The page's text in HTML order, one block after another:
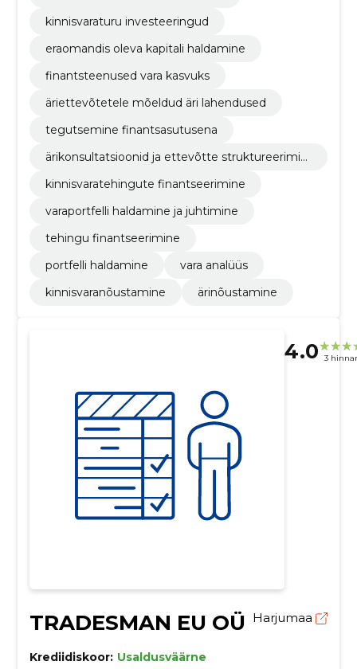
kinnisvaraturu investeeringud
eraomandis oleva kapitali haldamine
finantsteenused vara kasvuks
äriettevõtetele mõeldud äri lahendused
tegutsemine finantsasutusena
ärikonsultatsioonid ja ettevõtte struktureerimin
kinnisvaratehingute finantseerimine
varaportfelli haldamine ja juhtimine
tehingu finantseerimine
portfelli haldamine
vara analüüs
kinnisvaranõustamine
ärinõustamine
4.0 3
TRADESMAN EU OÜ Harjumaa
Krediidiskoor: Usaldusväärne